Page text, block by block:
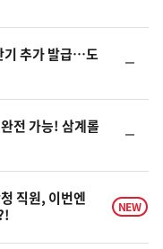
일
기 추가 발급…도
일
전 가능! 삼계롤
일
직원, 이번엔
NEW